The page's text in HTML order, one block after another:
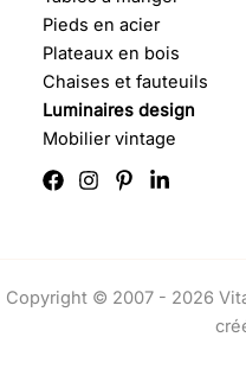
Pieds en acier
Plateaux en bois
Chaises et fauteuils
Luminaires design
Mobilier vintage
Copyright © 2007 - 2026